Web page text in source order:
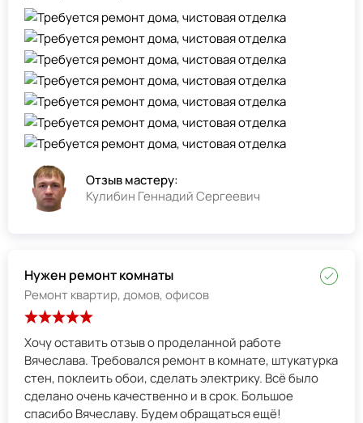
Отзыв мастеру:
Кулибин Геннадий Сергеевич
Нужен ремонт комнаты
Ремонт квартир, домов, офисов
Хочу оставить отзыв о проделанной работе
Вячеслава. Требовался ремонт в комнате, штукатурка
стен, поклеить обои, сделать электрику. Всё было
сделано очень качественно и в срок. Большое
спасибо Вячеславу. Будем обращаться ещё!